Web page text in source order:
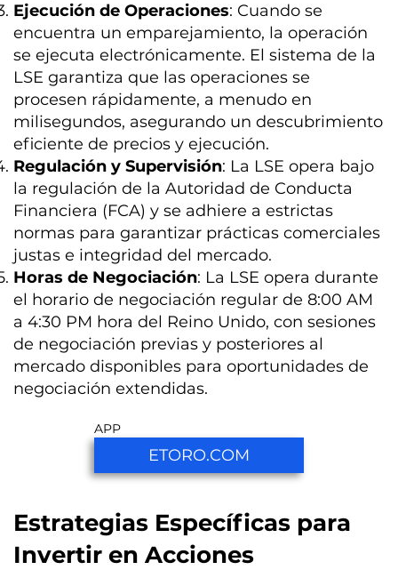
Ejecución de Operaciones: Cuando se
encuentra un emparejamiento, la operación
se ejecuta electrónicamente. El sistema de la
LSE garantiza que las operaciones se
procesen rápidamente, a menudo en
milisegundos, asegurando un descubrimiento
eficiente de precios y ejecución.
Regulación y Supervisión: La LSE opera bajo
la regulación de la Autoridad de Conducta
Financiera (FCA) y se adhiere a estrictas
normas para garantizar prácticas comerciales
justas e integridad del mercado.
Horas de Negociación: La LSE opera durante
el horario de negociación regular de 8:00 AM
a 4:30 PM hora del Reino Unido, con sesiones
de negociación previas y posteriores al
mercado disponibles para oportunidades de
negociación extendidas.
APP
ETORO.COM
Estrategias Específicas para
Invertir en Acciones